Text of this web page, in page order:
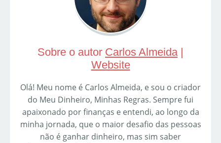
Sobre o autor Carlos Almeida|
Website
Olá! Meu nome é Carlos Almeida, e sou o criador
do Meu Dinheiro, Minhas Regras. Sempre fui
apaixonado por finanças e entendi, ao longo da
minha jornada, que o maior desafio das pessoas
não é ganhar dinheiro, mas sim saber